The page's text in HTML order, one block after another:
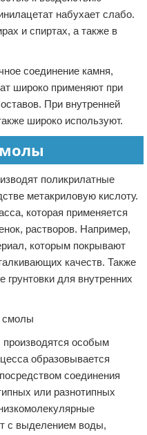
набухает слабо.
и спиртах, а также в
соединение камня,
широко применяют при
При внутренней
широко используют.
поликрилатные
метакриловую кислоту.
которая применяется
растворов. Например,
которым покрывают
качеств. Также
грунтовки для внутренних
особым
образовывается
соединения
или разнотипных
с выделением воды,